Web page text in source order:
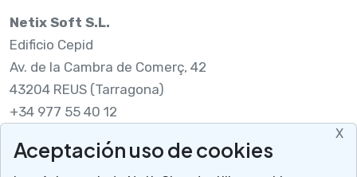
X
Aceptación uso de cookies
Netix Soft S.L.
Edificio Cepid
Av. de la Cambra de Comerç, 42
43204 REUS (Tarragona)
+34 977 55 40 12
Legal